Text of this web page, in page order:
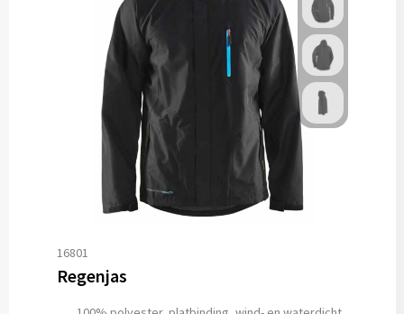
16801
Regenjas